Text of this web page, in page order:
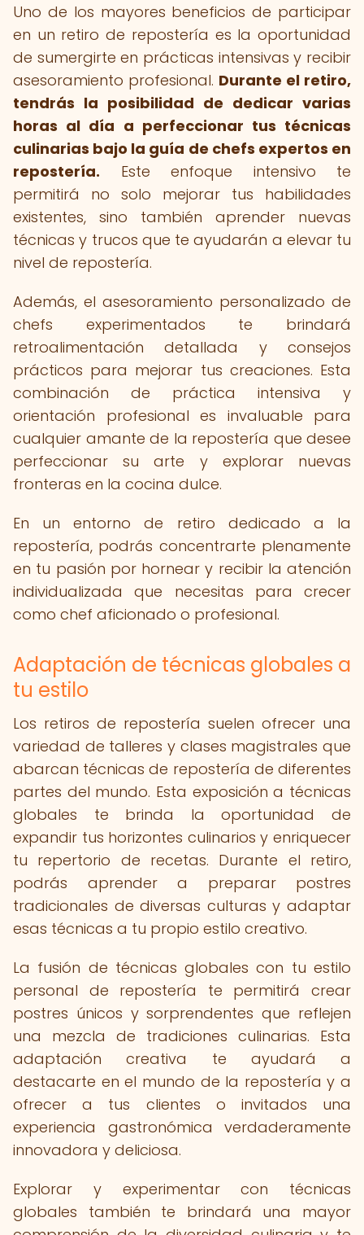
Uno de los mayores beneficios de participar
en un retiro de repostería es la oportunidad
de sumergirte en prácticas intensivas y recibir
asesoramiento profesional. Durante el retiro,
tendrás la posibilidad de dedicar varias
horas al día a perfeccionar tus técnicas
culinarias bajo la guía de chefs expertos en
repostería. Este enfoque intensivo te
permitirá no solo mejorar tus habilidades
existentes, sino también aprender nuevas
técnicas y trucos que te ayudarán a elevar tu
nivel de repostería.
Además, el asesoramiento personalizado de
chefs experimentados te brindará
retroalimentación detallada y consejos
prácticos para mejorar tus creaciones. Esta
combinación de práctica intensiva y
orientación profesional es invaluable para
cualquier amante de la repostería que desee
perfeccionar su arte y explorar nuevas
fronteras en la cocina dulce.
En un entorno de retiro dedicado a la
repostería, podrás concentrarte plenamente
en tu pasión por hornear y recibir la atención
individualizada que necesitas para crecer
como chef aficionado o profesional.
Adaptación de técnicas globales a
tu estilo
Los retiros de repostería suelen ofrecer una
variedad de talleres y clases magistrales que
abarcan técnicas de repostería de diferentes
partes del mundo. Esta exposición a técnicas
globales te brinda la oportunidad de
expandir tus horizontes culinarios y enriquecer
tu repertorio de recetas. Durante el retiro,
podrás aprender a preparar postres
tradicionales de diversas culturas y adaptar
esas técnicas a tu propio estilo creativo.
La fusión de técnicas globales con tu estilo
personal de repostería te permitirá crear
postres únicos y sorprendentes que reflejen
una mezcla de tradiciones culinarias. Esta
adaptación creativa te ayudará a
destacarte en el mundo de la repostería y a
ofrecer a tus clientes o invitados una
experiencia gastronómica verdaderamente
innovadora y deliciosa.
Explorar y experimentar con técnicas
globales también te brindará una mayor